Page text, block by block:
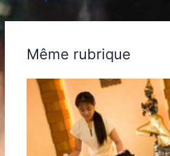
Même rubrique